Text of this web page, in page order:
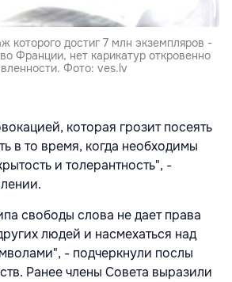
которого достиг 7 млн экземпляров -
Франции, нет карикатур откровенно
Фото: ves.lv
которая грозит посеять
в то время, когда необходимы
и толерантность", -
свободы слова не дает права
людей и насмехаться над
- подчеркнули послы
Ранее члены Совета выразили